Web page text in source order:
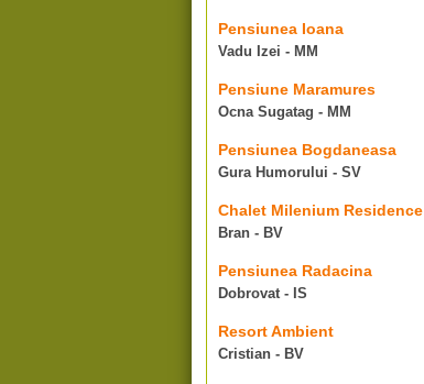
Pensiunea Ioana
Vadu Izei - MM
Pensiune Maramures
Ocna Sugatag - MM
Pensiunea Bogdaneasa
Gura Humorului - SV
Chalet Milenium Residence
Bran - BV
Pensiunea Radacina
Dobrovat - IS
Resort Ambient
Cristian - BV